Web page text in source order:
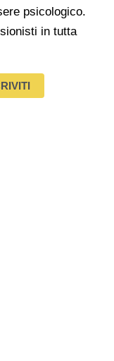
psicologico.
in tutta